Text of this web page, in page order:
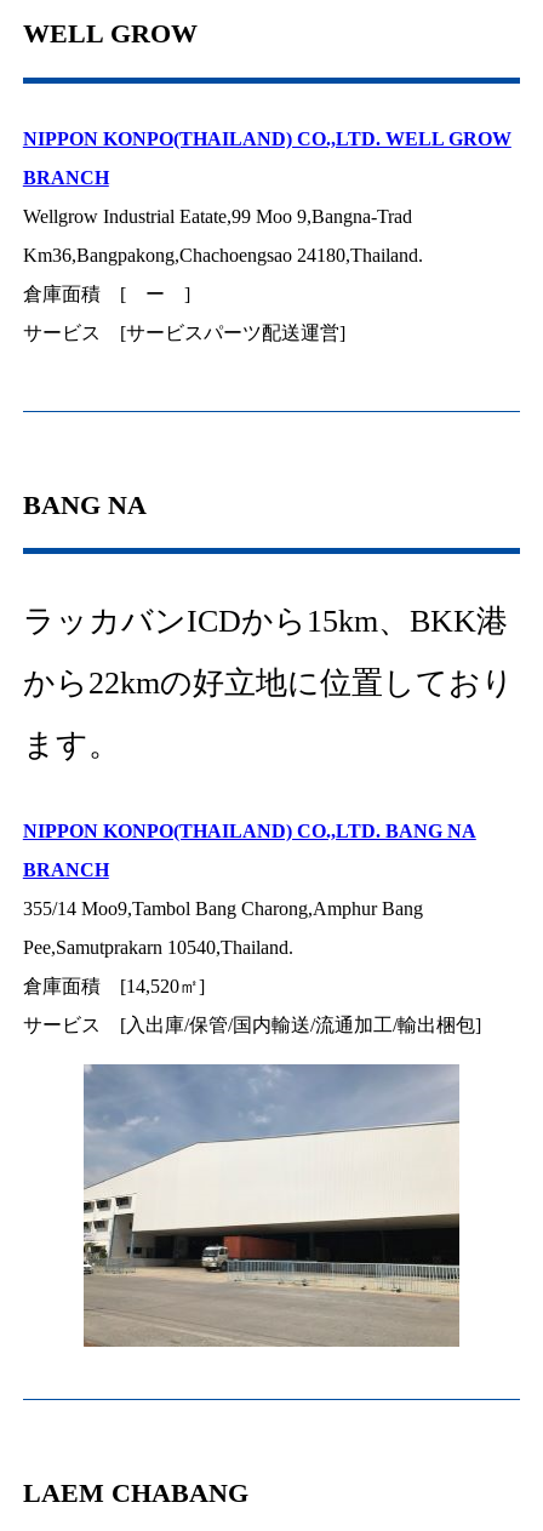
WELL GROW
NIPPON KONPO(THAILAND) CO.,LTD. WELL GROW
BRANCH
Wellgrow Industrial Eatate,99 Moo 9,Bangna-Trad
Km36,Bangpakong,Chachoengsao 24180,Thailand.
倉庫面積 [ ー ]
サービス [サービスパーツ配送運営]
BANG NA
ラッカバンICDから15km、BKK港
から22kmの好立地に位置しており
ます。
NIPPON KONPO(THAILAND) CO.,LTD. BANG NA
BRANCH
355/14 Moo9,Tambol Bang Charong,Amphur Bang
Pee,Samutprakarn 10540,Thailand.
倉庫面積 [14,520㎡]
サービス [入出庫/保管/国内輸送/流通加工/輸出梱包]
LAEM CHABANG